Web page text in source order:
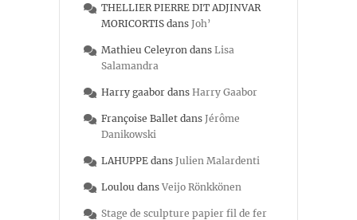
THELLIER PIERRE DIT ADJINVAR
MORICORTIS dans Joh’
Mathieu Celeyron dans Lisa
Salamandra
Harry gaabor dans Harry Gaabor
Françoise Ballet dans Jérôme
Danikowski
LAHUPPE dans Julien Malardenti
Loulou dans Veijo Rönkkönen
Stage de sculpture papier fil de fer